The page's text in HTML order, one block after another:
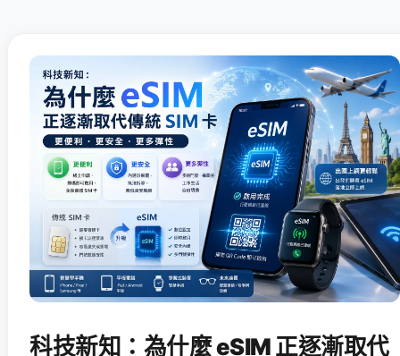
科技新知：為什麼 eSIM 正逐漸取代